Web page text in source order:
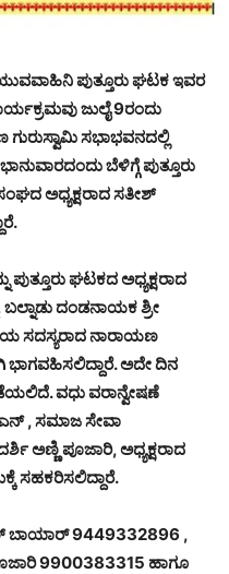
ಯುವವಾಹಿನಿ ಪುತ್ತೂರು ಘಟಕ ಇವರ
ಜುಲೈ 9ರಂದು
ಗುರುಸ್ವಾಮಿ ಸಭಾಭವನದಲ್ಲಿ
ಬೆಳಿಗ್ಗೆ ಪುತ್ತೂರು
ಅಧ್ಯಕ್ಷರಾದ ಸತೀಶ್
ಘಟಕದ ಅಧ್ಯಕ್ಷರಾದ
ದಂಡನಾಯಕ ಶ್ರೀ
ಸದಸ್ಯರಾದ ನಾರಾಯಣ
ಭಾಗವಹಿಸಲಿದ್ದಾರೆ. ಅದೇ ದಿನ
ವಧು ವರಾನ್ವೇಷಣೆ
, ಸಮಾಜ ಸೇವಾ
ಅಣ್ಣಿ ಪೂಜಾರಿ, ಅಧ್ಯಕ್ಷರಾದ
ಸಹಕರಿಸಲಿದ್ದಾರೆ.
ಬಾಯಾರ್ 9449332896 ,
9900383315 ಹಾಗೂ